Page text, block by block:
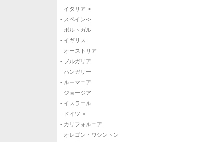
- イタリア->
- スペイン->
- ポルトガル
- イギリス
- オーストリア
- ブルガリア
- ハンガリー
- ルーマニア
- ジョージア
- イスラエル
- ドイツ->
- カリフォルニア
- オレゴン・ワシントン